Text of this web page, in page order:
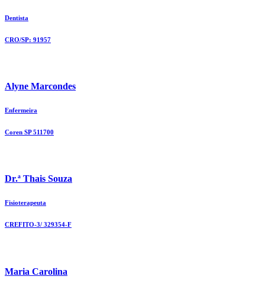
Dentista
CRO/SP: 91957
Alyne Marcondes
Enfermeira
Coren SP 511700
Dr.ª Thais Souza
Fisioterapeuta
CREFITO-3/ 329354-F
Maria Carolina